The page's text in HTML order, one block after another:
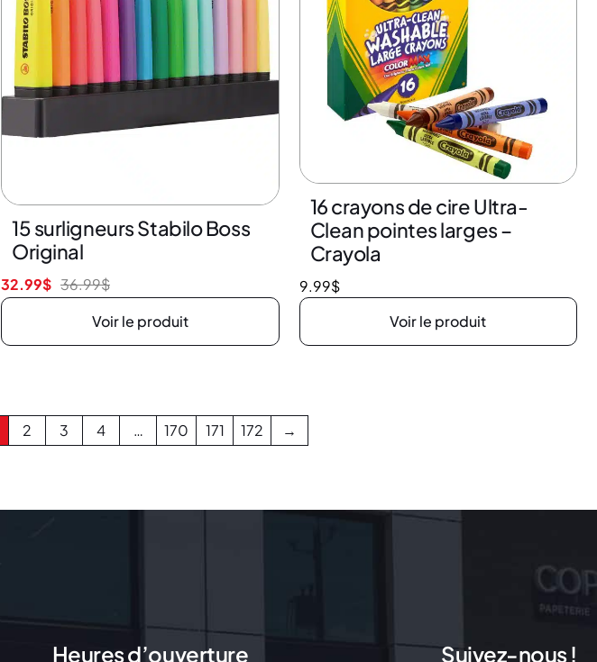
11% de rabais
15 surligneurs Stabilo Boss
Original
32.99$ 36.99$
Voir le produit
16 crayons de cire Ultra-
Clean pointes larges –
Crayola
9.99$
Voir le produit
2 3 4 … 170 171 172 →
Heures d’ouverture Suivez-nous !